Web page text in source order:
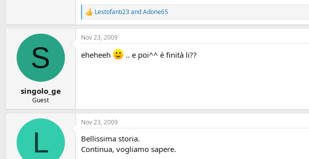
R
e
a
c
i
Lestofanti23andAdone65
S
singolo_ge
Guest
Nov 23, 2009
eheheeh .. e poi^^ è finità li??
L
Nov 23, 2009
Bellissima storia.
Continua, vogliamo sapere.